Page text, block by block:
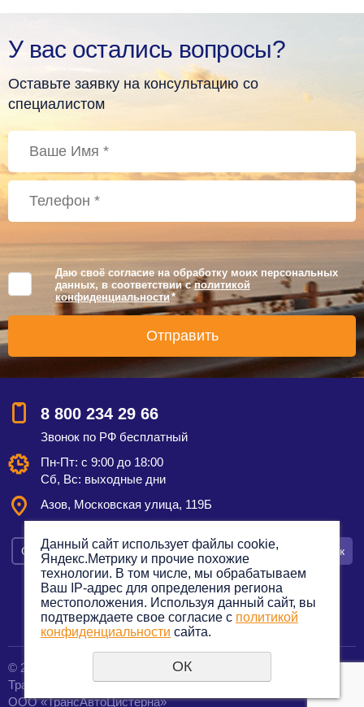
У вас остались вопросы?
Оставьте заявку на консультацию со
специалистом
Даю своё согласие на обработку моих персональных
данных, в соответствии сполитикой
конфиденциальности *
8 800 234 29 66
Звонок по РФ бесплатный
Пн-Пт: с 9:00 до 18:00
Сб, Вс: выходные дни
Азов, Московская улица, 119Б
Смотреть на карте Оставить заявку Заказать звонок
Политика конфиденциальности
© 2012—2023. Все права защищены.
Транспортная компания по грузоперевозкам
ООО «ТрансАвтоЦистерна»
Данный сайт использует файлы cookie,
Яндекс.Метрику и прочие похожие
технологии. В том числе, мы обрабатываем
Ваш IP-адрес для определения региона
местоположения. Используя данный сайт, вы
подтверждаете свое согласие с политикой
конфиденциальности сайта.
ОК